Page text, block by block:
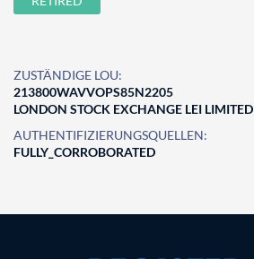
ZUSTÄNDIGE LOU:
213800WAVVOPS85N2205
LONDON STOCK EXCHANGE LEI LIMITED
AUTHENTIFIZIERUNGSQUELLEN:
FULLY_CORROBORATED